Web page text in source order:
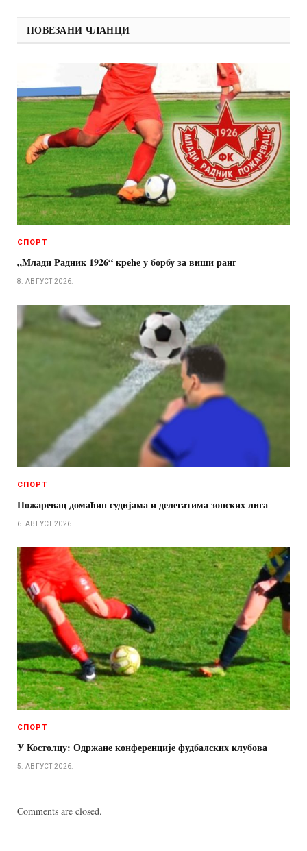
ПОВЕЗАНИ ЧЛАНЦИ
СПОРТ
„Млади Радник 1926“ креће у борбу за виши ранг
8. АВГУСТ 2026.
СПОРТ
Пожаревац домаћин судијама и делегатима зонских лига
6. АВГУСТ 2026.
СПОРТ
У Костолцу: Одржане конференције фудбалских клубова
5. АВГУСТ 2026.
Comments are closed.